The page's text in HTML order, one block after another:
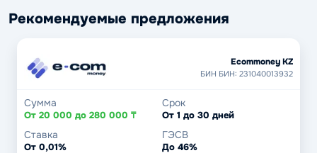
Рекомендуемые предложения
Ecommoney KZ
БИН БИН: 231040013932
Сумма
От 20 000 до 280 000 ₸
Срок
От 1 до 30 дней
Ставка
От 0,01%
ГЭСВ
До 46%